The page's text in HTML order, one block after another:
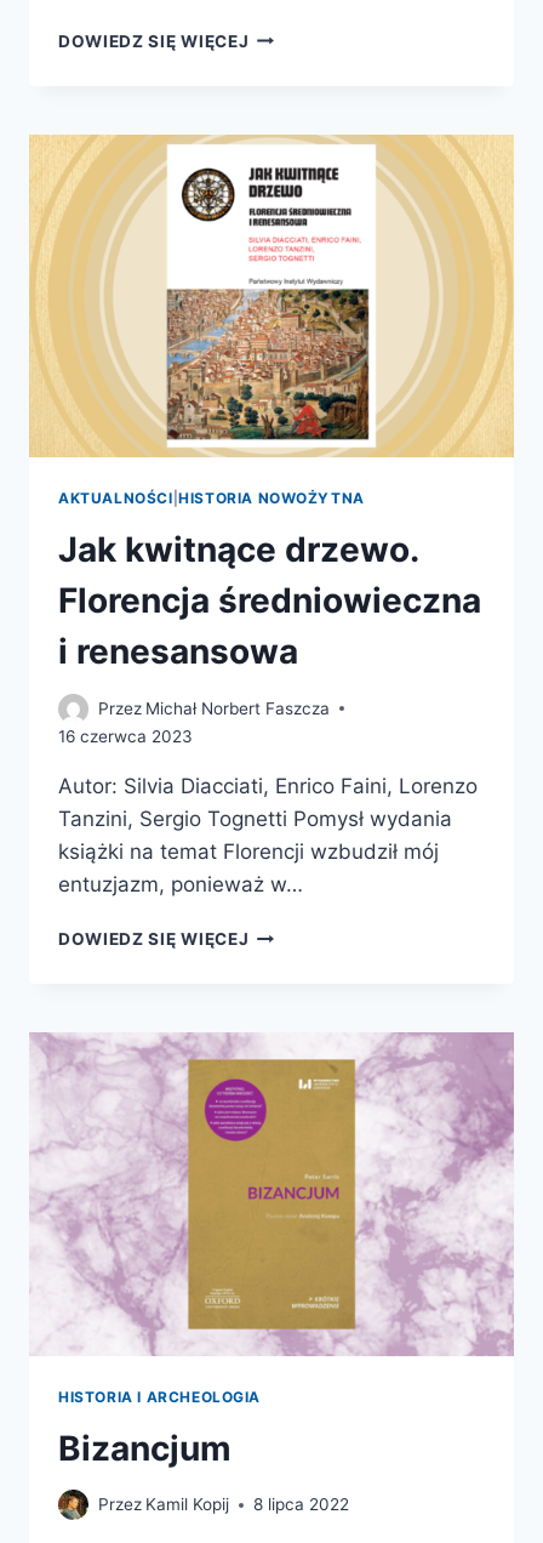
DOWIEDZ SIĘ WIĘCEJ SKĄD
AKTUALNOŚCI |HISTORIA NOWOŻYTNA
Jak kwitnące drzewo.
Florencja średniowieczna
i renesansowa
Przez Michał Norbert Faszcza
16 czerwca 2023
Autor: Silvia Diacciati, Enrico Faini, Lorenzo
Tanzini, Sergio Tognetti Pomysł wydania
książki na temat Florencji wzbudził mój
entuzjazm, ponieważ w…
DOWIEDZ SIĘ WIĘCEJ JAK
ŚREDNIOWIECZNA
I
RENESANSOWA
HISTORIA I ARCHEOLOGIA
Bizancjum
Przez Kamil Kopij 8 lipca 2022